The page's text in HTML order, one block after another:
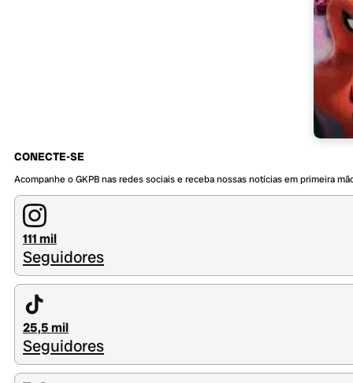
CONECTE-SE
Acompanhe o GKPB nas redes sociais e receba nossas notícias em primeira
111 mil
Seguidores
25,5 mil
Seguidores